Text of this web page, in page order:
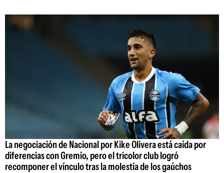
La negociación de Nacional por Kike Olivera está caída por
diferencias con Gremio, pero el tricolor club logró
recomponer el vínculo tras la molestia de los gaúchos